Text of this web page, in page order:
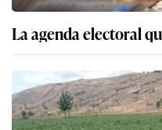
La agenda electoral